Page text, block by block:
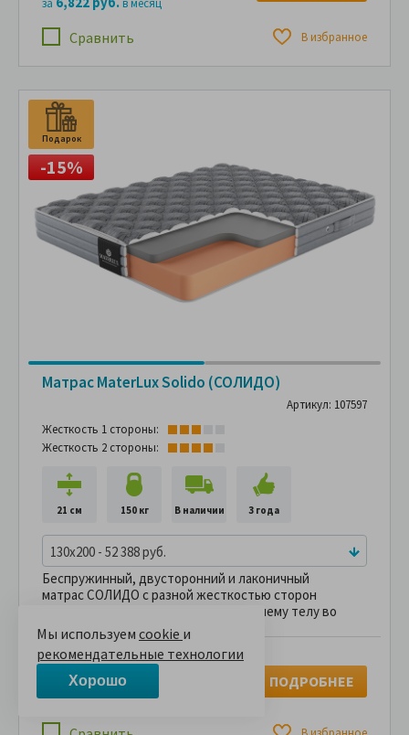
Сравнить В избранное
за
в месяц
Подарок
-15%
Матрас MaterLux Solido (СОЛИДО)
Артикул: 107597
Жесткость 1 стороны:
Жесткость 2 стороны:
21 см 150 кг В наличии 3 года
130x200 - 52 388 руб.
Беспружинный, двусторонний и лаконичный
матрас СОЛИДО с разной жесткостью сторон
подарит прекрасную поддержку вашему телу во
время сна и отдыха.
52,388 руб. 61,633 руб.
В рассрочку без переплаты
за4,365 руб.в месяц
ПОДРОБНЕЕ
Мы используем cookie и
рекомендательные технологии
Хорошо